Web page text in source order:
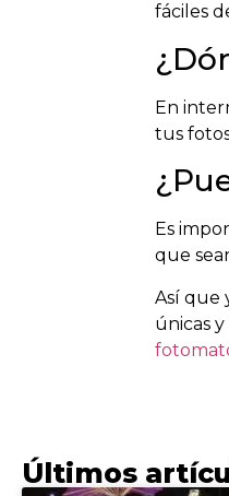
fáciles
En
tus
Es
que
Así que
únicas
Últimos